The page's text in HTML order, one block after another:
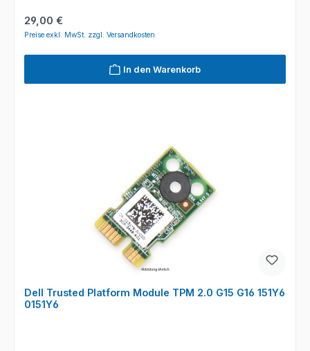
Regulärer Preis:
29,00 €
Preise exkl. MwSt. zzgl. Versandkosten
In den Warenkorb
Dell Trusted Platform Module TPM 2.0 G15 G16 151Y6
0151Y6